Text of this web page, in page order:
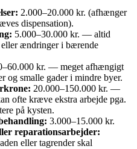
2.000–20.000 kr. (afhænger
dispensation).
5.000–30.000 kr. — altid
ændringer i bærende
kr. — meget afhængigt
og smalle gader i mindre byer.
20.000–150.000 kr. —
ofte kræve ekstra arbejde pga.
på kysten.
3.000–15.000 kr.
reparationsarbejder:
eller tagrender skal